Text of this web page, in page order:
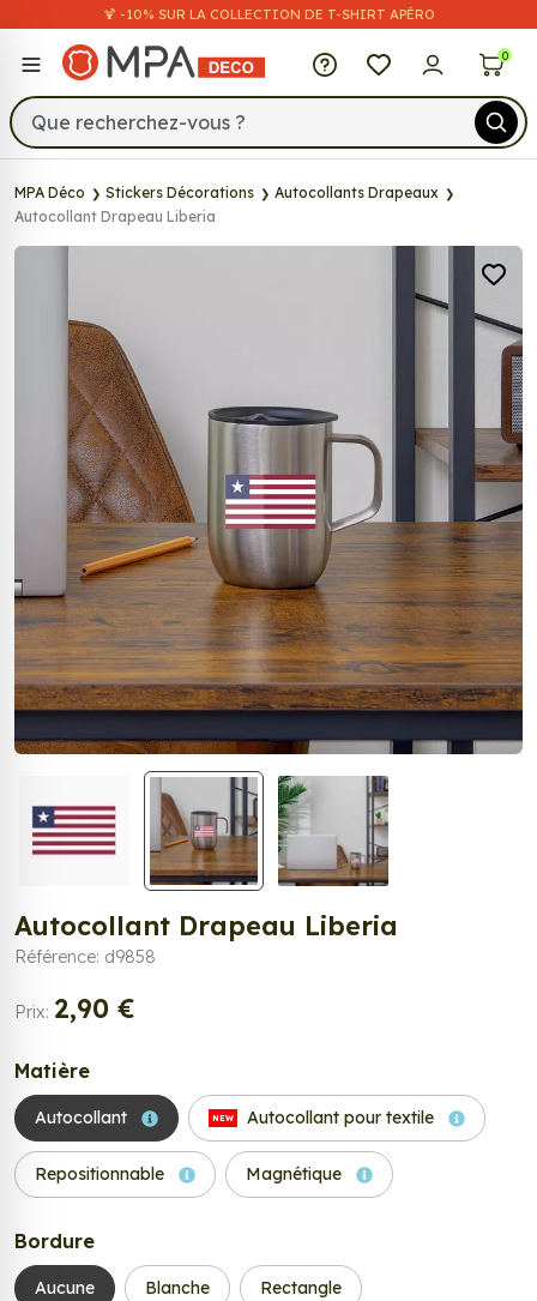
🍹 -10% SUR LA COLLECTION DE T-SHIRT APÉRO
MPA Déco 0
MPA Déco Stickers Décorations
Autocollants Drapeaux
Autocollant Drapeau Liberia
Autocollant Drapeau Liberia
Référence: d9858
Prix: 2,90 €
Matière
Autocollant NEW Autocollant pour textile
Repositionnable Magnétique
Bordure
Aucune Blanche Rectangle